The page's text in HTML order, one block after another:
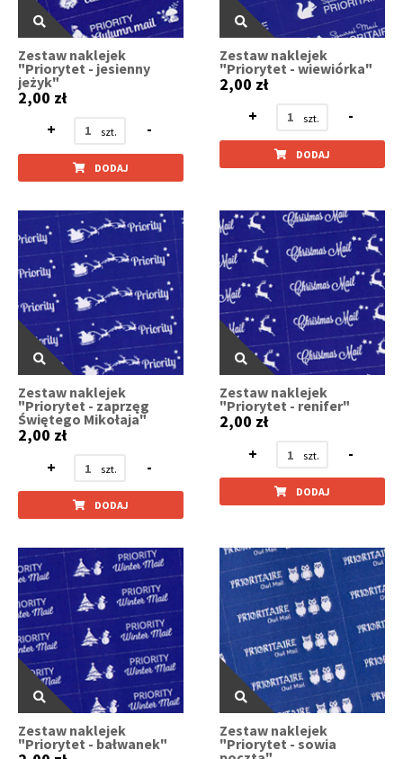
Zestaw naklejek
"Priorytet - jesienny
jeżyk"
2,00 zł
+
-
DODAJ
Zestaw naklejek
"Priorytet - wiewiórka"
2,00 zł
+
-
DODAJ
Zestaw naklejek
"Priorytet - zaprzęg
Świętego Mikołaja"
2,00 zł
+
-
DODAJ
Zestaw naklejek
"Priorytet - renifer"
2,00 zł
+
-
DODAJ
Zestaw naklejek
"Priorytet - bałwanek"
Zestaw naklejek
"Priorytet - sowia